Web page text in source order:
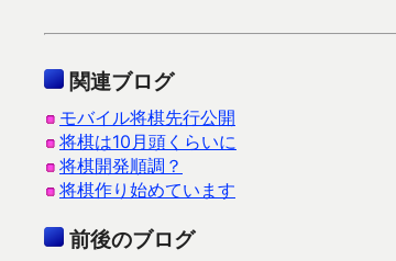
関連ブログ
モバイル将棋先行公開
将棋は10月頭くらいに
将棋開発順調？
将棋作り始めています
前後のブログ